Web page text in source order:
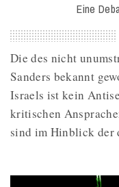
Eine
Die des nicht
Sanders bekannt
Israels ist kein
kritischen
sind im Hinblick der